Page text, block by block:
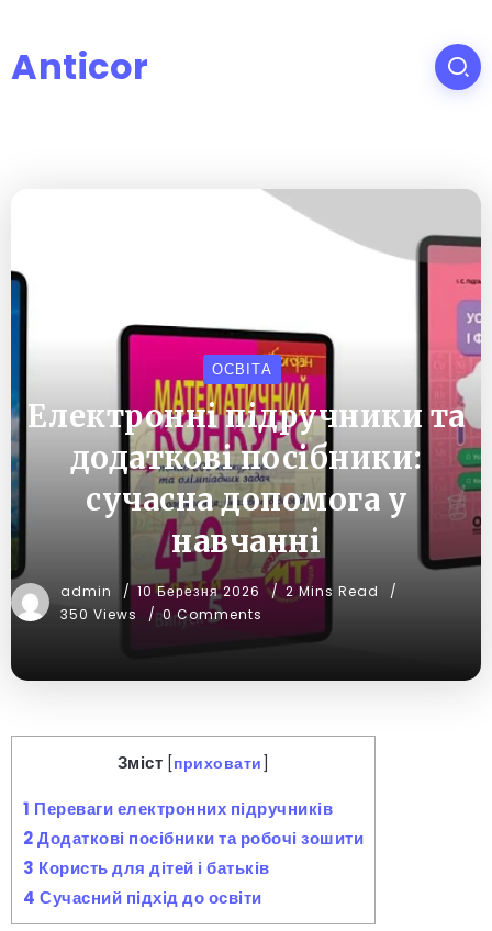
Anticor
ОСВІТА
Електронні підручники та
додаткові посібники:
сучасна допомога у
навчанні
admin 10 Березня 2026
2 Mins Read
350 Views
0 Comments
Зміст [приховати ]
1 Переваги електронних підручників
2Додаткові посібники та робочі зошити
3 Користь для дітей і батьків
4 Сучасний підхід до освіти